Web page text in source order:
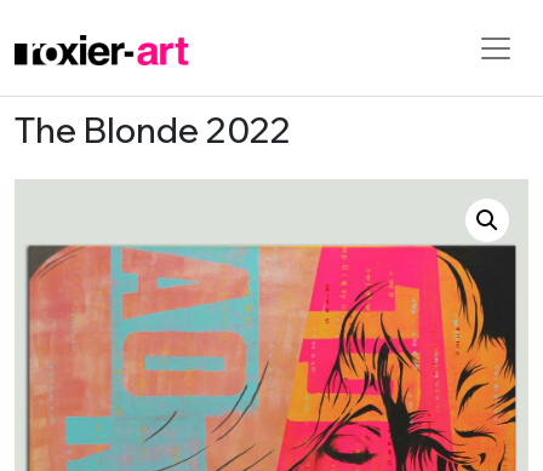
Skip to main content
The Blonde 2022